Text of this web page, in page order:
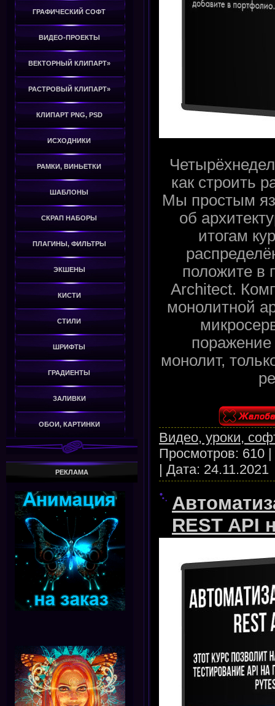
ГРАФИЧЕСКИЙ СОФТ
ВИДЕО-ПРОЕКТЫ
ВЕКТОРНЫЙ КЛИПАРТ»
РАСТРОВЫЙ КЛИПАРТ»
КЛИПАРТ PNG, PSD
ИСХОДНИКИ
РАМКИ, ВИНЬЕТКИ
ШАБЛОНЫ
СКРАП НАБОРЫ
ПЛАГИНЫ, ФИЛЬТРЫ
ЭКШЕНЫ
КИСТИ
СТИЛИ
ШРИФТЫ
ГРАДИЕНТЫ
ЗАЛИВКИ
ОБОИ, КАРТИНКИ
РЕКЛАМА
как строить
Мы простым
об
итогам
положите в
Architect.
монолитной
монолит,
Видео, уроки,
Просмотров: 610
Дата: 24.11.2021
REST API